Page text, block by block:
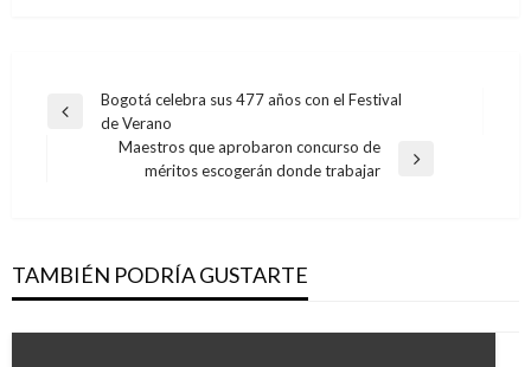
Navegación
Entrada
Bogotá celebra sus 477 años con el Festival
de Verano
Maestros que aprobaron concurso de
méritos escogerán donde trabajar
TAMBIÉN PODRÍA GUSTARTE